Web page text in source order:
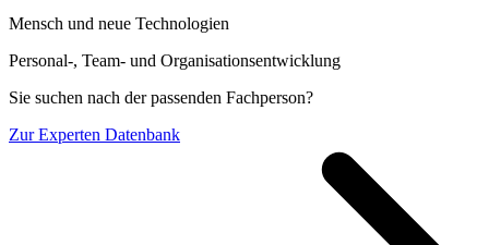
Mensch und neue Technologien
Personal-, Team- und Organisa­tionsentwicklung
Sie suchen nach der passenden Fachperson?
Zur Experten Datenbank